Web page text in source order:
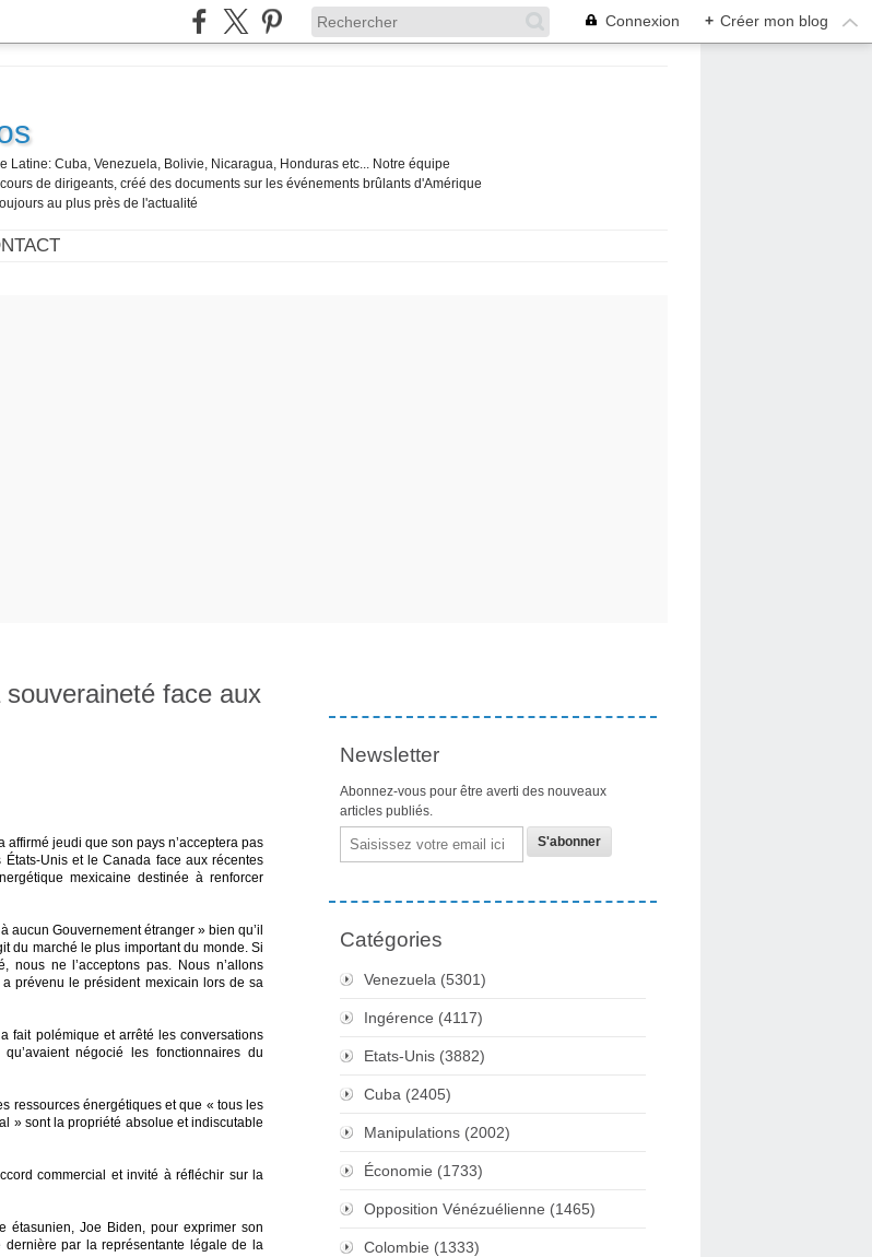
Connexion + Créer mon blog
Cuba, Venezuela, Bolivie, Nicaragua, Honduras etc... Notre équipe
de dirigeants, créé des documents sur les événements brûlants d'Amérique
au plus près de l'actualité
face aux
jeudi que son pays n’acceptera pas
Unis et le Canada face aux récentes
mexicaine destinée à renforcer
Gouvernement étranger » bien qu’il
du marché le plus important du monde. Si
ne l’acceptons pas. Nous n’allons
prévenu le président mexicain lors de sa
fait polémique et arrêté les conversations
négocié les fonctionnaires du
ressources énergétiques et que « tous les
» sont la propriété absolue et indiscutable
commercial et invité à réfléchir sur la
étasunien, Joe Biden, pour exprimer son
par la représentante légale de la
Newsletter
Abonnez-vous pour être averti des nouveaux
articles publiés.
Email
Catégories
Venezuela (5301)
Ingérence (4117)
Etats-Unis (3882)
Cuba (2405)
Manipulations (2002)
Économie (1733)
Opposition Vénézuélienne (1465)
Colombie (1333)